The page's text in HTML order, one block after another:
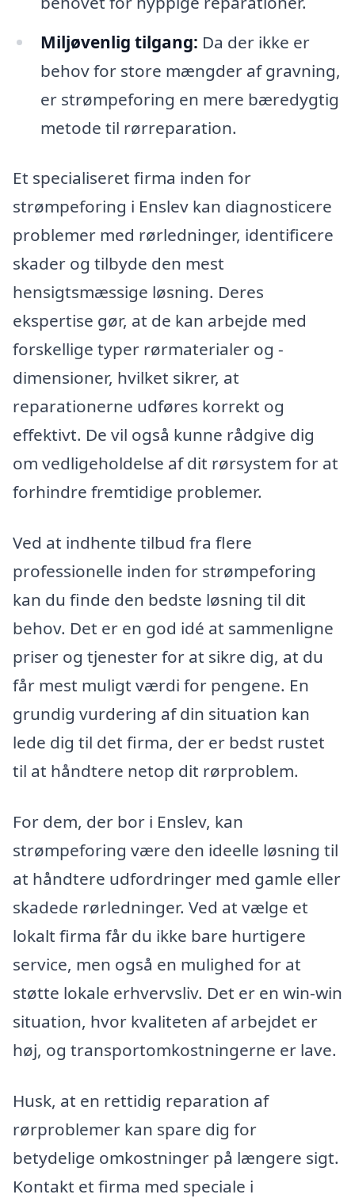
Miljøvenlig tilgang: Da der ikke er
behov for store mængder af gravning,
er strømpeforing en mere bæredygtig
metode til rørreparation.
Et specialiseret firma inden for
strømpeforing i Enslev kan diagnosticere
problemer med rørledninger, identificere
skader og tilbyde den mest
hensigtsmæssige løsning. Deres
ekspertise gør, at de kan arbejde med
forskellige typer rørmaterialer og -
dimensioner, hvilket sikrer, at
reparationerne udføres korrekt og
effektivt. De vil også kunne rådgive dig
om vedligeholdelse af dit rørsystem for at
forhindre fremtidige problemer.
Ved at indhente tilbud fra flere
professionelle inden for strømpeforing
kan du finde den bedste løsning til dit
behov. Det er en god idé at sammenligne
priser og tjenester for at sikre dig, at du
får mest muligt værdi for pengene. En
grundig vurdering af din situation kan
lede dig til det firma, der er bedst rustet
til at håndtere netop dit rørproblem.
For dem, der bor i Enslev, kan
strømpeforing være den ideelle løsning til
at håndtere udfordringer med gamle eller
skadede rørledninger. Ved at vælge et
lokalt firma får du ikke bare hurtigere
service, men også en mulighed for at
støtte lokale erhvervsliv. Det er en win-win
situation, hvor kvaliteten af arbejdet er
høj, og transportomkostningerne er lave.
Husk, at en rettidig reparation af
rørproblemer kan spare dig for
betydelige omkostninger på længere sigt.
Kontakt et firma med speciale i